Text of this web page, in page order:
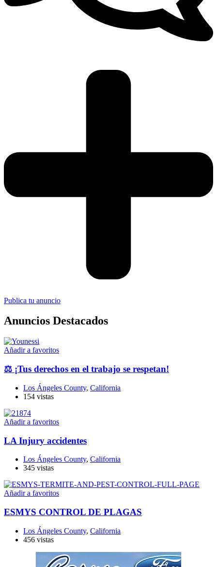
Publica tu anuncio
Anuncios Destacados
Añadir a favoritos
⚖️ ¡Tus derechos en el trabajo se respetan!
Los Ángeles County, California
154 vistas
Añadir a favoritos
LA Injury accidentes
Los Ángeles County, California
345 vistas
Añadir a favoritos
ESMYS CONTROL DE PLAGAS
Los Ángeles County, California
456 vistas